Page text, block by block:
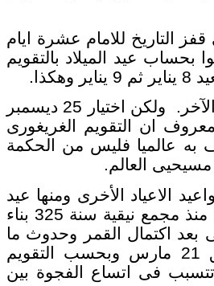
التاريخ للامام عشرة ايام
ولذلك فمن يعملوا بحساب عيد الميلاد بالتقويم
25 ديسمبر و 7 يناير رقمان حسابيان لا قداسة لواحد فوق الآخر. ولكن اختيار 25 ديسمبر
ان التقويم الغريغورى
به عالميا فليس من الحكمة
مسيحيى العالم.
الاعياد الأخرى ومنها عيد
القيامة وسيساعد على توحيدها. وقد تم تحديد موعد عيد القيامة منذ مجمع نيقية سنة 325 بناء
بعد اكتمال القمر وحدوث ما
يسمى الاعتدال الربيعى الذى حسب التقويم الغريغورى يوافق 21 مارس وبحسب التقويم
التقاويم تتسبب فى اتساع الفجوة بين